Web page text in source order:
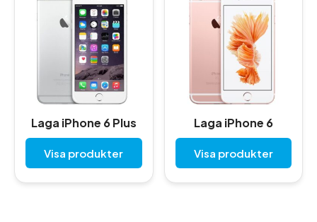
Laga iPhone 6 Plus
Visa produkter
Laga iPhone 6
Visa produkter